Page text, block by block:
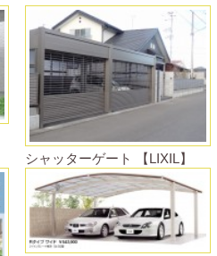
シャッターゲート 【LIXIL】